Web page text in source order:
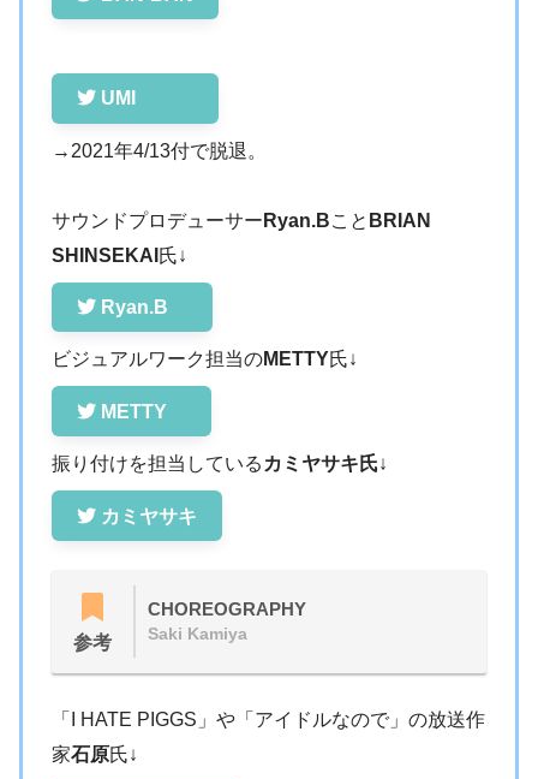
UMI
→2021年4/13付で脱退。
サウンドプロデューサー Ryan.Bこと BRIAN
SHINSEKAI 氏↓
Ryan.B
ビジュアルワーク担当のMETTY氏↓
METTY
振り付けを担当している カミヤサキ氏↓
カミヤサキ
参考
CHOREOGRAPHY
Saki Kamiya
「I HATE PIGGS」や「アイドルなので」の放送作
家石原氏↓